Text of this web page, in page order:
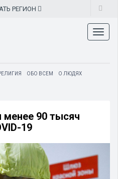
РЕГИОН
ОБО ВСЕМ
О ЛЮДЯХ
менее 90 тысяч
19